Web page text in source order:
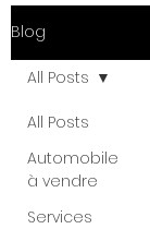
Blog
All Posts
Automobile
à vendre
Services
All Posts